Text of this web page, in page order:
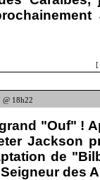
[
@ 18h22
"Ouf" !
Jackson
de
des